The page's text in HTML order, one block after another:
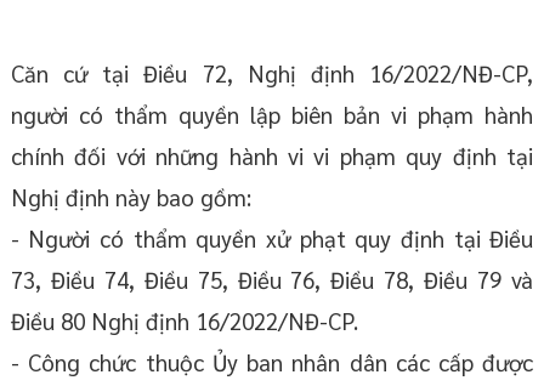
Căn cứ tại Điều 72, Nghị định 16/2022/NĐ-CP,
người có thẩm quyền lập biên bản vi phạm hành
chính đối với những hành vi vi phạm quy định tại
Nghị định này bao gồm:
- Người có thẩm quyền xử phạt quy định tại Điều
73, Điều 74, Điều 75, Điều 76, Điều 78, Điều 79 và
Điều 80 Nghị định 16/2022/NĐ-CP.
- Công chức thuộc Ủy ban nhân dân các cấp được